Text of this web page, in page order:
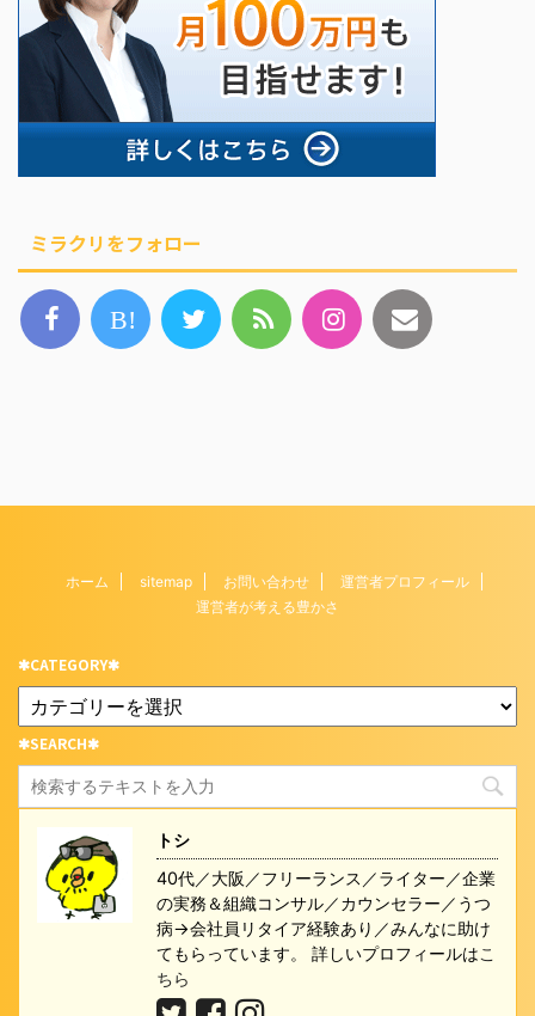
ミラクリをフォロー
B!
ホーム sitemap お問い合わせ
運営者プロフィール
運営者が考える豊かさ
✱CATEGORY✱
✱SEARCH✱
トシ
40代／大阪／フリーランス／ライター／企業
の実務＆組織コンサル／カウンセラー／うつ
病→会社員リタイア経験あり／みんなに助け
てもらっています。 詳しいプロフィールはこ
ちら